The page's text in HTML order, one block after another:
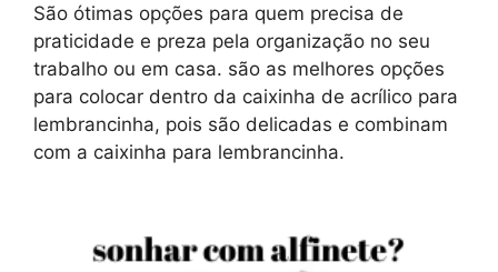
São ótimas opções para quem precisa de
praticidade e preza pela organização no seu
trabalho ou em casa. são as melhores opções
para colocar dentro da caixinha de acrílico para
lembrancinha, pois são delicadas e combinam
com a caixinha para lembrancinha.